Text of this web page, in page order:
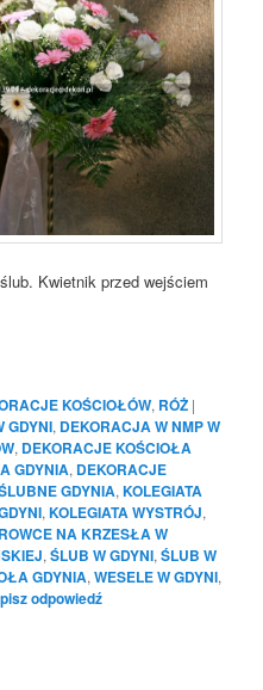
Kwietnik przed wejściem
KOŚCIOŁÓW, RÓŻ |
GDYNI, DEKORACJA W NMP W
, DEKORACJE KOŚCIOŁA
GDYNIA, DEKORACJE
GDYNIA,KOLEGIATA
,KOLEGIATA WYSTRÓJ,
NA KRZESŁA W
,ŚLUB W GDYNI,ŚLUB W
GDYNIA,WESELE W GDYNI,
odpowiedź